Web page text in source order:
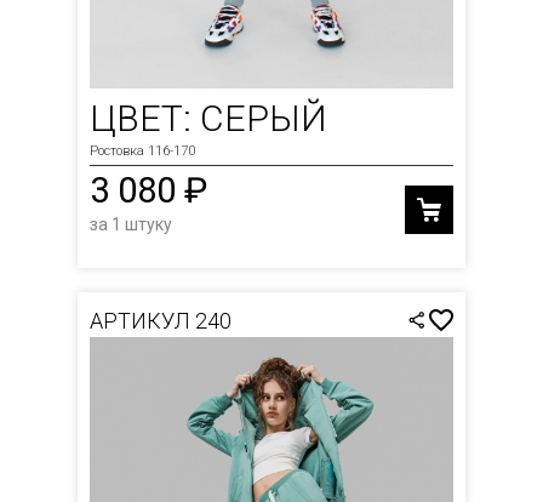
ЦВЕТ: СЕРЫЙ
Ростовка 116-170
3 080 ₽
за 1 штуку
АРТИКУЛ 240